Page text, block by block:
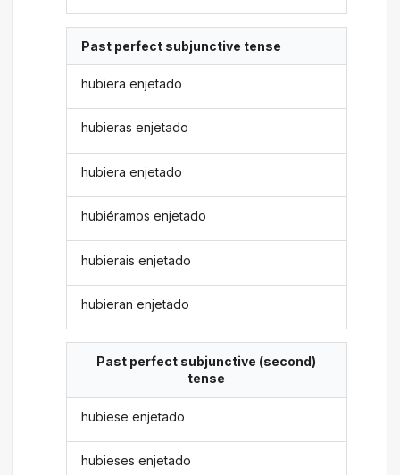
Past perfect subjunctive tense
hubiera enjetado
hubieras enjetado
hubiera enjetado
hubiéramos enjetado
hubierais enjetado
hubieran enjetado
Past perfect subjunctive (second)
tense
hubiese enjetado
hubieses enjetado